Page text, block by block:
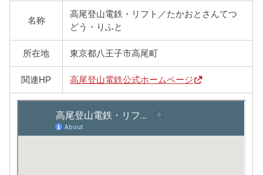
名称
高尾登山電鉄・リフト／たかおとさんてつ
どう・りふと
所在地 東京都八王子市高尾町
関連HP 高尾登山電鉄公式ホームページ